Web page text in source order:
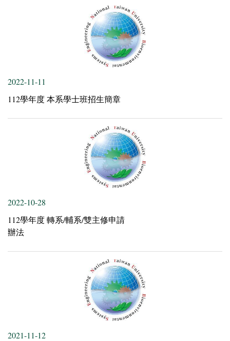
2022-11-11
112學年度 本系學士班招生簡章
2022-10-28
112學年度 轉系/輔系/雙主修申請
辦法
2021-11-12